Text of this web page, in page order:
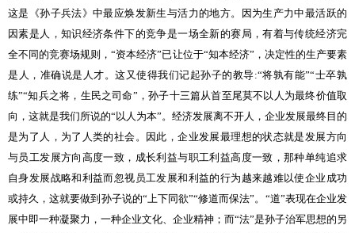
这是《孙子兵法》中最应焕发新生与活力的地方。因为生产力中最活跃的
因素是人，知识经济条件下的竞争是一场全新的赛局，有着与传统经济完
全不同的竞赛场规则，“资本经济”已让位于“知本经济”，决定性的生产要素
是人，准确说是人才。这又使得我们记起孙子的教导:“将孰有能”“士卒孰
练”“知兵之将，生民之司命”，孙子十三篇从首至尾莫不以人为最终价值取
向，这就是我们所说的“以人为本”。经济发展离不开人，企业发展最终目的
是为了人，为了人类的社会。因此，企业发展最理想的状态就是发展方向
与员工发展方向高度一致，成长利益与职工利益高度一致，那种单纯追求
自身发展战略和利益而忽视员工发展和利益的行为越来越难以使企业成功
或持久，这就要做到孙子说的“上下同欲”“修道而保法”。“道”表现在企业发
展中即一种凝聚力，一种企业文化、企业精神；而“法”是孙子治军思想的另